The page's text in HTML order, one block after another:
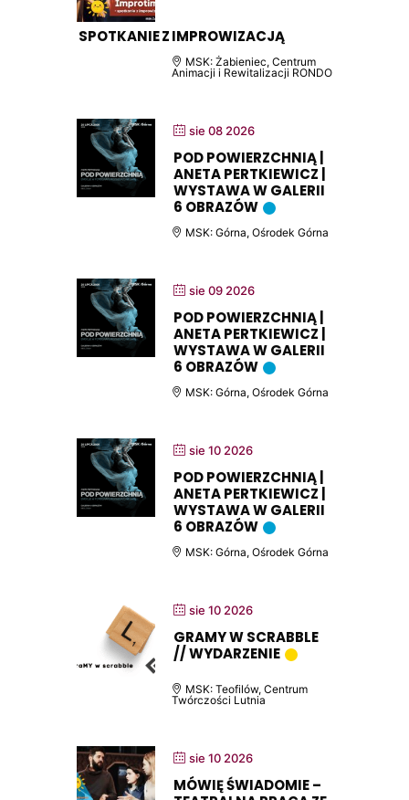
SPOTKANIE Z IMPROWIZACJĄ
MSK: Żabieniec, Centrum
Animacji i Rewitalizacji RONDO
sie 08 2026
POD POWIERZCHNIĄ |
ANETA PERTKIEWICZ |
WYSTAWA W GALERII
6 OBRAZÓW
MSK: Górna, Ośrodek Górna
sie 09 2026
POD POWIERZCHNIĄ |
ANETA PERTKIEWICZ |
WYSTAWA W GALERII
6 OBRAZÓW
MSK: Górna, Ośrodek Górna
sie 10 2026
POD POWIERZCHNIĄ |
ANETA PERTKIEWICZ |
WYSTAWA W GALERII
6 OBRAZÓW
MSK: Górna, Ośrodek Górna
sie 10 2026
GRAMY W SCRABBLE
// WYDARZENIE
MSK: Teofilów, Centrum
Twórczości Lutnia
sie 10 2026
MÓWIĘ ŚWIADOMIE –